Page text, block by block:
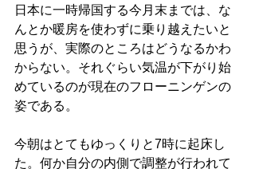
日本に一時帰国する今月末までは、な
んとか暖房を使わずに乗り越えたいと
思うが、実際のところはどうなるかわ
からない。それぐらい気温が下がり始
めているのが現在のフローニンゲンの
姿である。
今朝はとてもゆっくりと7時に起床し
た。何か自分の内側で調整が行われて